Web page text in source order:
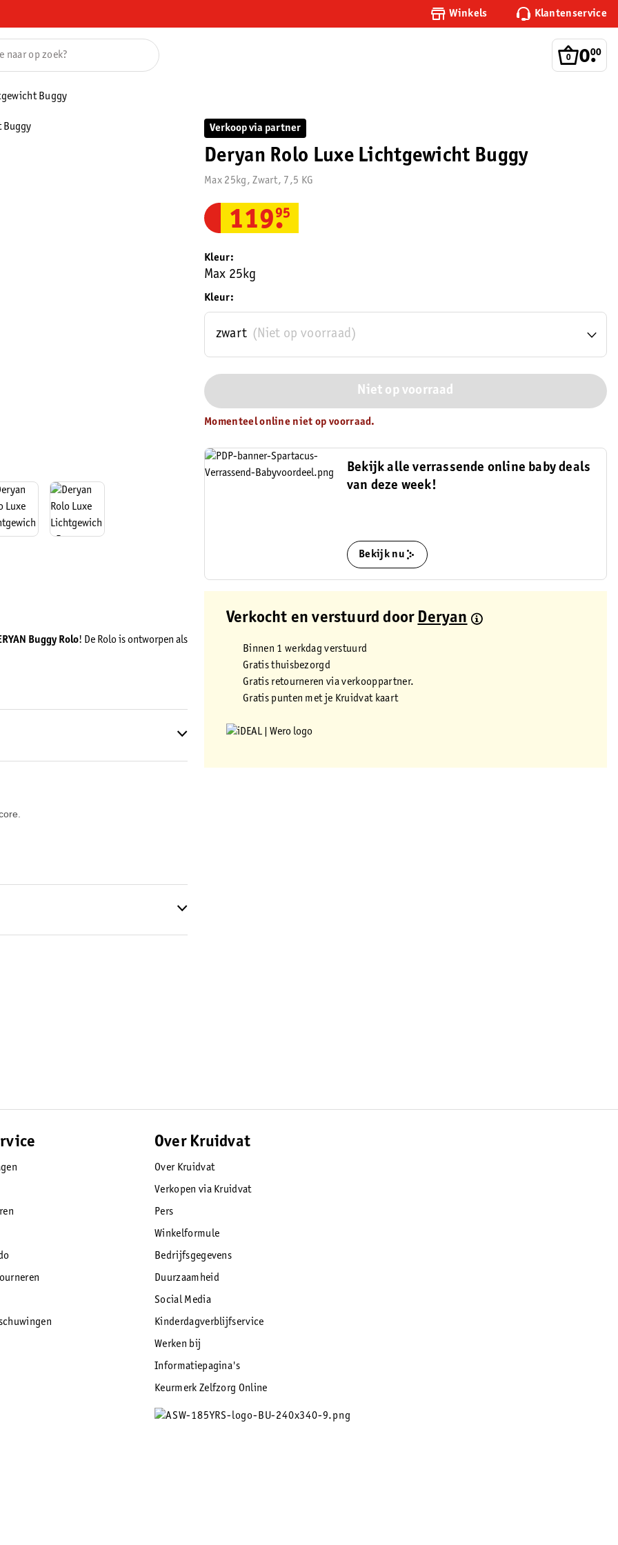
Winkels Klantenservice
0.
00
Buggy
Buggy Rolo! De Rolo is ontworpen als
is makkelijk af te nemen met een doek. De
aan ultiem gebruiksgemak en
moeiteloos duwen.
posities, kan jouw kindje rechtop
elke hoek!
Verkoop via partner
Deryan Rolo Luxe Lichtgewicht Buggy
Max 25kg, Zwart, 7,5 KG
119.
95
Kleur
(Niet op voorraad)
zwart
Kleur
Max 25kg
Niet op voorraad
Momenteel online niet op voorraad.
Bekijk alle verrassende online baby deals
van deze week!
Bekijk nu
Verkocht en verstuurd door Deryan
Binnen 1 werkdag verstuurd
Gratis thuisbezorgd
Gratis retourneren via verkooppartner.
Gratis punten met je Kruidvat kaart
Over Kruidvat
Over Kruidvat
Verkopen via Kruidvat
Pers
Winkelformule
Bedrijfsgegevens
Duurzaamheid
Social Media
Kinderdagverblijfservice
Werken bij
Informatiepagina's
Keurmerk Zelfzorg Online